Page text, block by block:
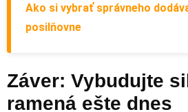
Ako si vybrať správneho
posilňovne
Záver: Vybudujte
ramená ešte dnes